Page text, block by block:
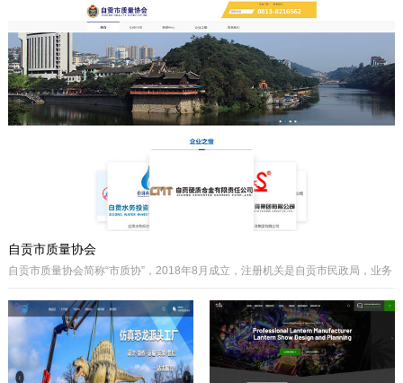
发，本次完成自贡市华耀文化艺术有限
公司官网定制搭建，包含品牌展示、案
例展示、在线询盘功能，搭配全套基础
SEO优化。
于电力、氧化铝、矿山、石油石化、钢
铁等行业所需的机械密封件及其配件、
密封件的生产制造；因公司业务发展需
要，成立的四川科朗环保设备有限公司
主要经营泵阀及其配件、硬质合金制品
类产品、耐磨材料类配件，承接用户非
标件设计和定制。
自贡市质量协会
自贡市质量协会简称“市质协”，2018年8月成立，注册机关是自贡市民政局，业务
协会之一，历届会长由主管经济工作的副市长担任，是自贡市市场监督管理局领
导下的全市性质量组织，是我市传播国内外先进质量管理方法、助推质量事业发
展的中坚力量。是联系广大企业和质量工作者的纽带。